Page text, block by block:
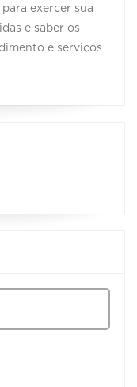
exercer sua
e saber os
e serviços